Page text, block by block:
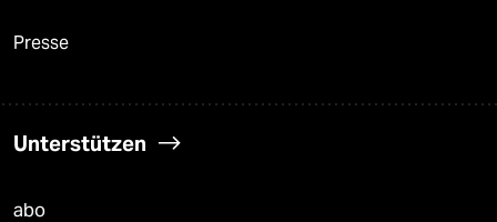
Presse
Unterstützen
abo